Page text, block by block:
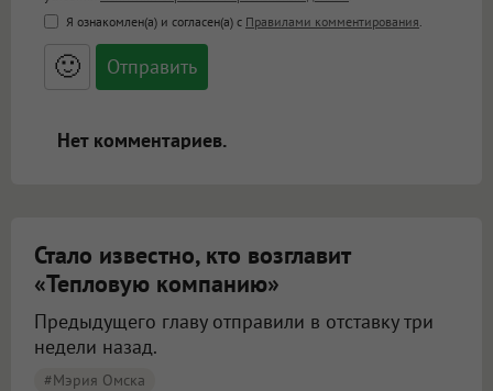
<b>, <strong>, <u>, <i>, <em>, <s>, <big>,
<small>, <sup>, <sub>, <pre>, <ul>, <ol>, <li>,
<blockquote>, <code> экранирует HTML,
адреса URL автоматически становятся
ссылками, и [img]адрес[/img] будет
Я ознакомлен(а) и согласен(а) с Правилами комментирования
🙂
Нет комментариев.
Стало известно, кто возглавит
«Тепловую компанию»
Предыдущего главу отправили в отставку три
недели назад.
#мэрия Омска